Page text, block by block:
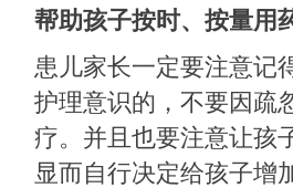
帮助孩子按时、按量用
患儿家长一定要注意记
护理意识的，不要因疏
疗。并且也要注意让孩
显而自行决定给孩子增